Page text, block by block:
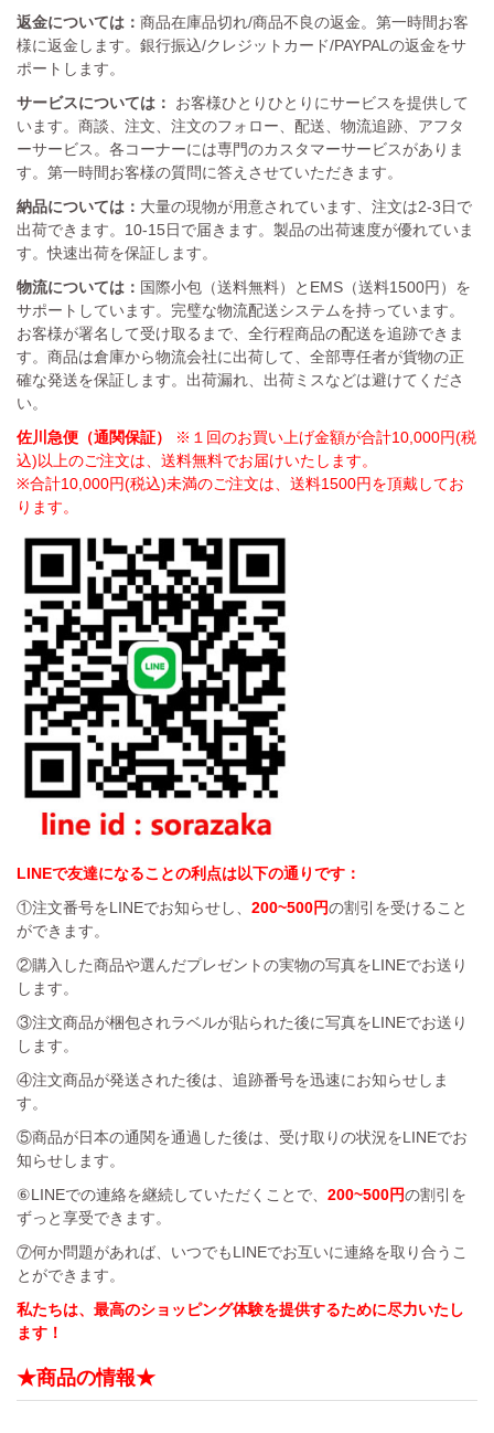
返金については： 商品在庫品切れ/商品不良の返金。第一時間お客
様に返金します。銀行振込/クレジットカード/PAYPALの返金をサ
ポートします。
サービスについては：
お客様ひとりひとりにサービスを提供して
います。商談、注文、注文のフォロー、配送、物流追跡、アフタ
ーサービス。各コーナーには専門のカスタマーサービスがありま
す。第一時間お客様の質問に答えさせていただきます。
納品については： 大量の現物が用意されています、注文は2-3日で
出荷できます。10-15日で届きます。製品の出荷速度が優れていま
す。快速出荷を保証します。
物流については： 国際小包（送料無料）とEMS（送料1500円）を
サポートしています。完璧な物流配送システムを持っています。
お客様が署名して受け取るまで、全行程商品の配送を追跡できま
す。商品は倉庫から物流会社に出荷して、全部専任者が貨物の正
確な発送を保証します。出荷漏れ、出荷ミスなどは避けてくださ
い。
佐川急便（通関保証）
※１回のお買い上げ金額が合計10,000円(税
込)以上のご注文は、送料無料でお届けいたします。
※合計10,000円(税込)未満のご注文は、送料1500円を頂戴してお
ります。
LINEで友達になることの利点は以下の通りです：
①注文番号をLINEでお知らせし、 200~500円の割引を受けること
ができます。
②購入した商品や選んだプレゼントの実物の写真をLINEでお送り
します。
③注文商品が梱包されラベルが貼られた後に写真をLINEでお送り
します。
④注文商品が発送された後は、追跡番号を迅速にお知らせしま
す。
⑤商品が日本の通関を通過した後は、受け取りの状況をLINEでお
知らせします。
⑥LINEでの連絡を継続していただくことで、 200~500円の割引を
ずっと享受できます。
⑦何か問題があれば、いつでもLINEでお互いに連絡を取り合うこ
とができます。
私たちは、最高のショッピング体験を提供するために尽力いたし
ます！
★商品の情報★